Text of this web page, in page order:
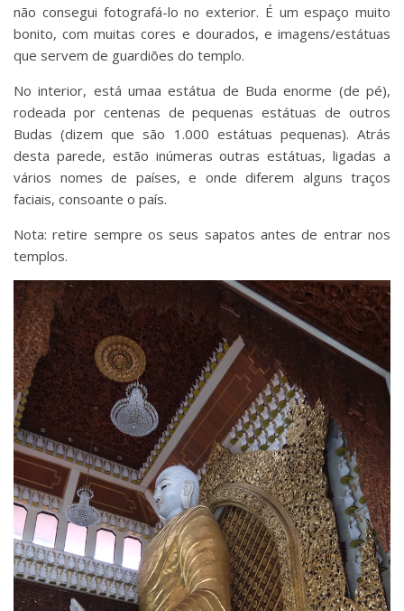
não consegui fotografá-lo no exterior. É um espaço muito
bonito, com muitas cores e dourados, e imagens/estátuas
que servem de guardiões do templo.
No interior, está umaa estátua de Buda enorme (de pé),
rodeada por centenas de pequenas estátuas de outros
Budas (dizem que são 1.000 estátuas pequenas). Atrás
desta parede, estão inúmeras outras estátuas, ligadas a
vários nomes de países, e onde diferem alguns traços
faciais, consoante o país.
Nota: retire sempre os seus sapatos antes de entrar nos
templos.